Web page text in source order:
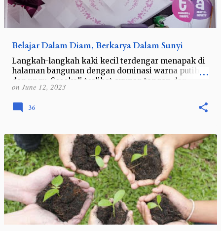
Belajar Dalam Diam, Berkarya Dalam Sunyi
Langkah-langkah kaki kecil terdengar menapak di
halaman bangunan dengan dominasi warna putih
dan ungu. Sesekali terlihat ayunan tangan dan
jemari di udara. Sesekali gelak tawa ter…
on June 12, 2023
36